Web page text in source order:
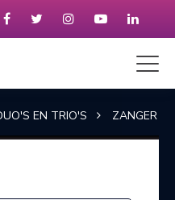
EN TRIO'S ZANGER